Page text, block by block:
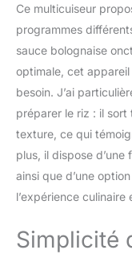
Ce multicuiseur
programmes
sauce bolognaise
optimale, cet
besoin. J’ai
préparer le riz : il sort
texture, ce qui
plus, il dispose
ainsi que d’une
l’expérience
Simplicité